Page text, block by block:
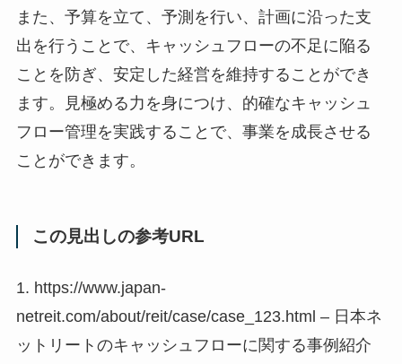
また、予算を立て、予測を行い、計画に沿った支
出を行うことで、キャッシュフローの不足に陥る
ことを防ぎ、安定した経営を維持することができ
ます。見極める力を身につけ、的確なキャッシュ
フロー管理を実践することで、事業を成長させる
ことができます。
この見出しの参考URL
1. https://www.japan-
netreit.com/about/reit/case/case_123.html – 日本ネ
ットリートのキャッシュフローに関する事例紹介